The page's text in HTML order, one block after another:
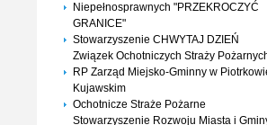
Niepełnosprawnych "PRZEKROCZYĆ
GRANICE"
Stowarzyszenie CHWYTAJ DZIEŃ
Związek Ochotniczych Straży
RP Zarząd Miejsko-Gminny w
Kujawskim
Ochotnicze Straże Pożarne
Stowarzyszenie Rozwoju Miasta i